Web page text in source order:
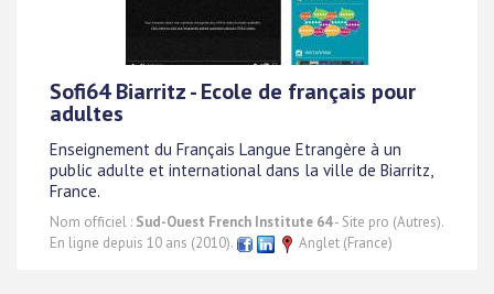
Sofi64 Biarritz - Ecole de français pour
adultes
Enseignement du Français Langue Etrangère à un
public adulte et international dans la ville de Biarritz,
France.
Nom officiel : Sud-Ouest French Institute 64- Site pro (Autres).
En ligne depuis 10 ans (2010).
Anglet (France)